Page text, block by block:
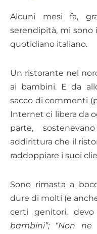
Alcuni mesi fa,
serendipità, mi
quotidiano italiano.
Un ristorante nel
ai bambini. E da
sacco di commenti
Internet ci libera da
parte,
addirittura che il
raddoppiare i suoi
Sono rimasta a
dure di molti (e
certi genitori,
bambini”; “Non